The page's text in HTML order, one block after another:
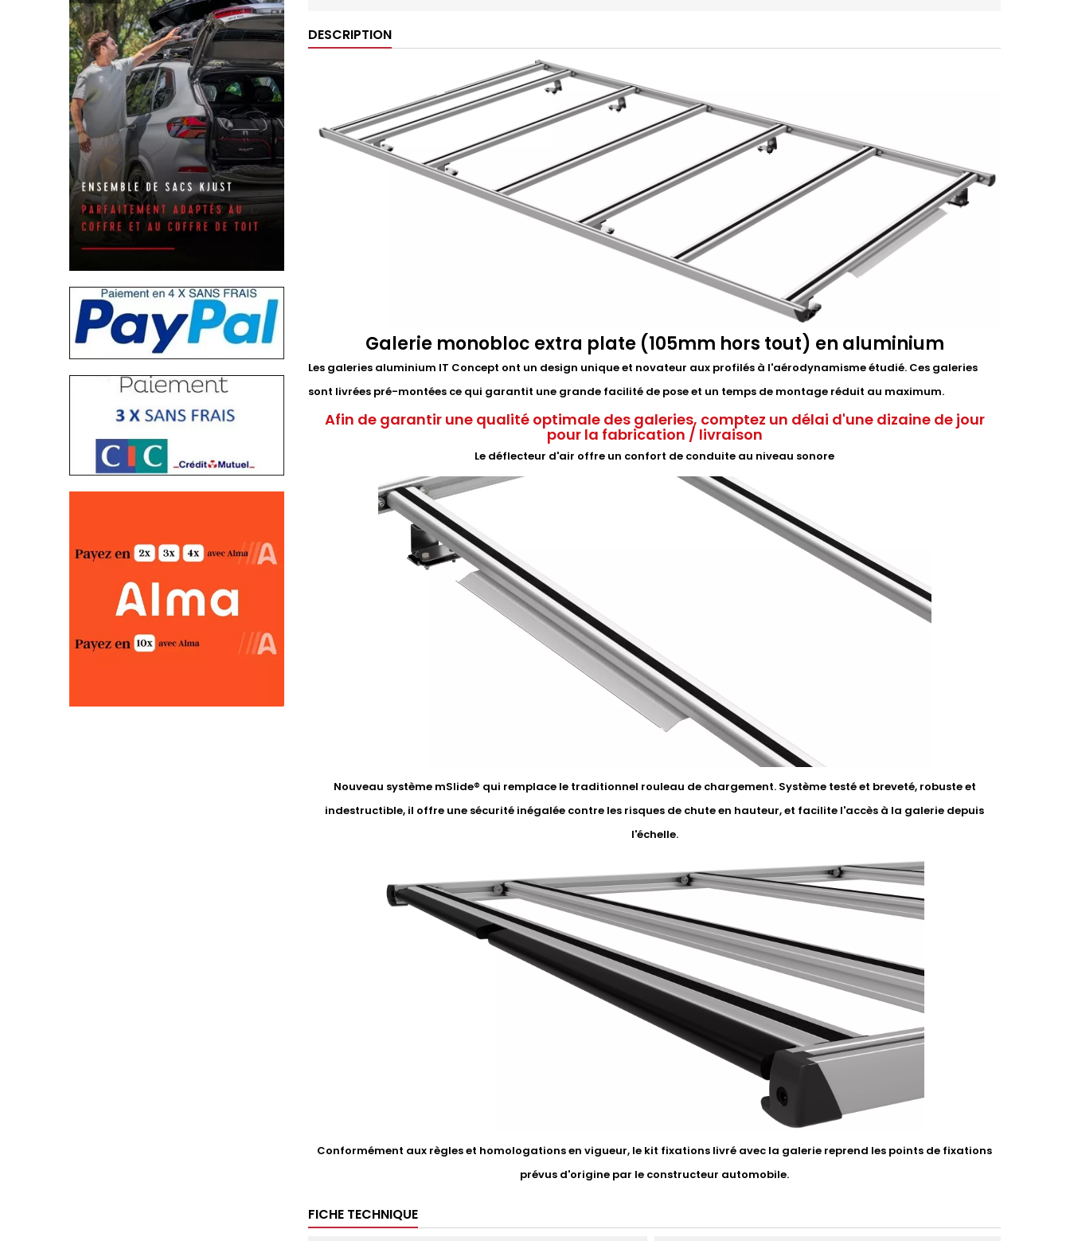
DESCRIPTION
Galerie monobloc extra plate (105mm hors tout) en aluminium
Les galeries aluminium IT Concept ont un design unique et novateur aux profilés à l'aérodynamisme étudié. Ces galeries
sont livrées pré-montées ce qui garantit une grande facilité de pose et un temps de montage réduit au maximum.
Afin de garantir une qualité optimale des galeries, comptez un délai d'une dizaine de jour
pour la fabrication / livraison
Le déflecteur d'air offre un confort de conduite au niveau sonore
Nouveau système mSlide® qui remplace le traditionnel rouleau de chargement. Système testé et breveté, robuste et
indestructible, il offre une sécurité inégalée contre les risques de chute en hauteur, et facilite l'accès à la galerie depuis
l'échelle.
Conformément aux règles et homologations en vigueur, le kit fixations livré avec la galerie reprend les points de fixations
prévus d'origine par le constructeur automobile.
FICHE TECHNIQUE